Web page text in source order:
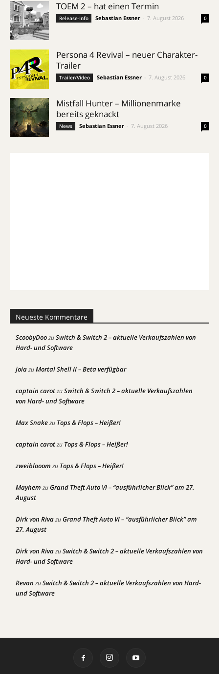
TOEM 2 – hat einen Termin
Release-Info Sebastian Essner 7. August 2026 0
Persona 4 Revival – neuer Charakter-
Trailer
Trailer/Video Sebastian Essner 7. August 2026 0
Mistfall Hunter – Millionenmarke
bereits geknackt
News Sebastian Essner 7. August 2026 0
Neueste Kommentare
ScoobyDoozuSwitch & Switch 2 – aktuelle Verkaufszahlen von
Hard- und Software
joiazuMortal Shell II – Beta verfügbar
captain carotzuSwitch & Switch 2 – aktuelle Verkaufszahlen
von Hard- und Software
Max Snakezu Tops & Flops – Heißer!
captain carotzu Tops & Flops – Heißer!
zweiblooom zu Tops & Flops – Heißer!
Mayhem zuGrand Theft Auto VI – “ausführlicher Blick” am 27.
August
Dirk von RivazuGrand Theft Auto VI – “ausführlicher Blick” am
27. August
Dirk von RivazuSwitch & Switch 2 – aktuelle Verkaufszahlen von
Hard- und Software
Revan zuSwitch & Switch 2 – aktuelle Verkaufszahlen von Hard-
und Software